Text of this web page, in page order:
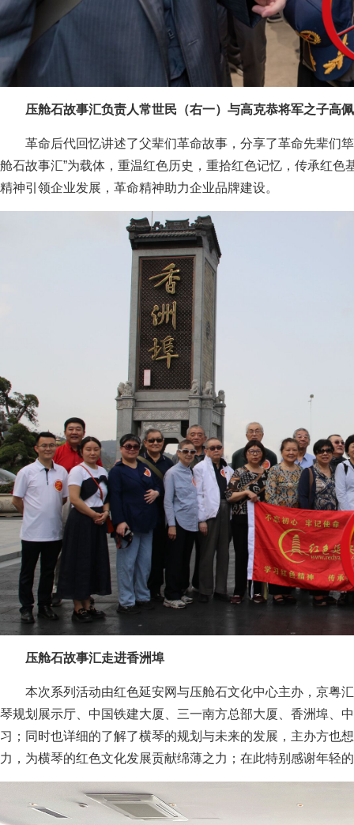
压舱石故事汇负责人常世民（右一）与高克恭将军之子高
革命后代回忆讲述了父辈们革命故事，分享了革命先辈们
舱石故事汇”为载体，重温红色历史，重拾红色记忆，传承红
精神引领企业发展，革命精神助力企业品牌建设。
压舱石故事汇走进香洲埠
本次系列活动由红色延安网与压舱石文化中心主办，京粤
琴规划展示厅、中国铁建大厦、三一南方总部大厦、香洲埠、
习；同时也详细的了解了横琴的规划与未来的发展，主办方也
力，为横琴的红色文化发展贡献绵薄之力；在此特别感谢年轻